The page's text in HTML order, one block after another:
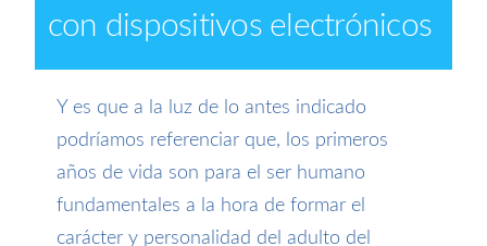
con dispositivos electrónicos
Y es que a la luz de lo antes indicado
podríamos referenciar que, los primeros
años de vida son para el ser humano
fundamentales a la hora de formar el
carácter y personalidad del adulto del